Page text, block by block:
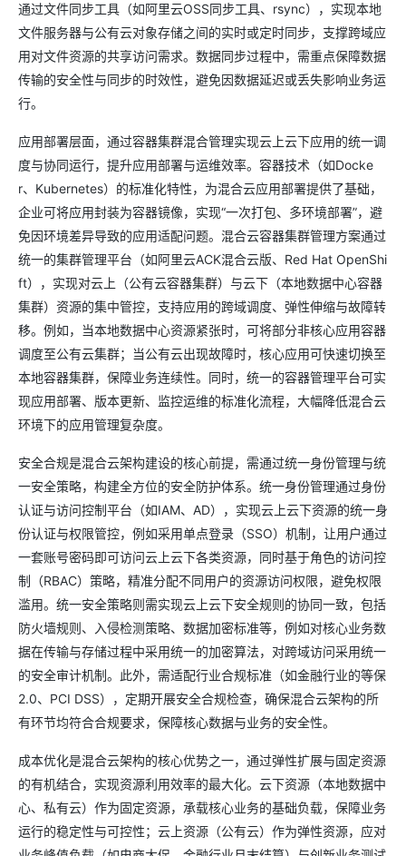
通过文件同步工具（如阿里云OSS同步工具、rsync），实现本地
文件服务器与公有云对象存储之间的实时或定时同步，支撑跨域应
用对文件资源的共享访问需求。数据同步过程中，需重点保障数据
传输的安全性与同步的时效性，避免因数据延迟或丢失影响业务运
行。
应用部署层面，通过容器集群混合管理实现云上云下应用的统一调
度与协同运行，提升应用部署与运维效率。容器技术（如Docke
r、Kubernetes）的标准化特性，为混合云应用部署提供了基础，
企业可将应用封装为容器镜像，实现“一次打包、多环境部署”，避
免因环境差异导致的应用适配问题。混合云容器集群管理方案通过
统一的集群管理平台（如阿里云ACK混合云版、Red Hat OpenShi
ft），实现对云上（公有云容器集群）与云下（本地数据中心容器
集群）资源的集中管控，支持应用的跨域调度、弹性伸缩与故障转
移。例如，当本地数据中心资源紧张时，可将部分非核心应用容器
调度至公有云集群；当公有云出现故障时，核心应用可快速切换至
本地容器集群，保障业务连续性。同时，统一的容器管理平台可实
现应用部署、版本更新、监控运维的标准化流程，大幅降低混合云
环境下的应用管理复杂度。
安全合规是混合云架构建设的核心前提，需通过统一身份管理与统
一安全策略，构建全方位的安全防护体系。统一身份管理通过身份
认证与访问控制平台（如IAM、AD），实现云上云下资源的统一身
份认证与权限管控，例如采用单点登录（SSO）机制，让用户通过
一套账号密码即可访问云上云下各类资源，同时基于角色的访问控
制（RBAC）策略，精准分配不同用户的资源访问权限，避免权限
滥用。统一安全策略则需实现云上云下安全规则的协同一致，包括
防火墙规则、入侵检测策略、数据加密标准等，例如对核心业务数
据在传输与存储过程中采用统一的加密算法，对跨域访问采用统一
的安全审计机制。此外，需适配行业合规标准（如金融行业的等保
2.0、PCI DSS），定期开展安全合规检查，确保混合云架构的所
有环节均符合合规要求，保障核心数据与业务的安全性。
成本优化是混合云架构的核心优势之一，通过弹性扩展与固定资源
的有机结合，实现资源利用效率的最大化。云下资源（本地数据中
心、私有云）作为固定资源，承载核心业务的基础负载，保障业务
运行的稳定性与可控性；云上资源（公有云）作为弹性资源，应对